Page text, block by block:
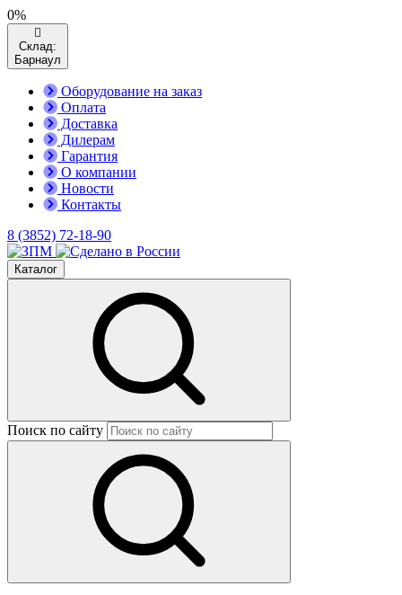
0%
Склад:
Барнаул
Оборудование на заказ
Оплата
Доставка
Дилерам
Гарантия
О компании
Новости
Контакты
8 (3852) 72-18-90
Каталог
Поиск по сайту